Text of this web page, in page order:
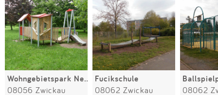
Wohngebietspark Neuplanitz
08056 Zwickau
Fucikschule
08062 Zwickau 08062